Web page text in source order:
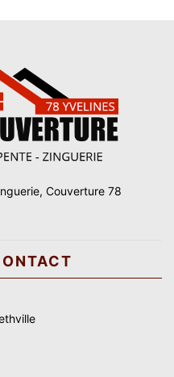
Couverture 78